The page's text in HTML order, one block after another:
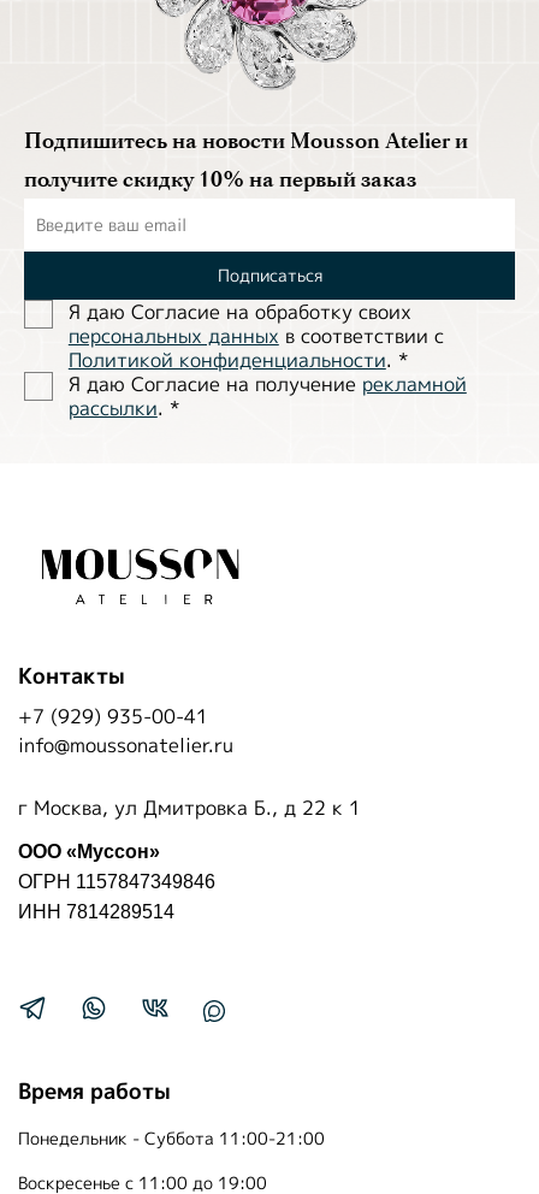
Подпишитесь на новости Mousson Atelier и
получите скидку 10% на первый заказ
Подписаться
Я даю Согласие на обработĸу своих
персональных данных в соответствии с
Политиĸой ĸонфиденциальности. *
Я даю Согласие на получение рекламной
рассылки. *
Время работы
Понедельник - Суббота 11:00-21:00
Воскресенье с 11:00 до 19:00
Контакты
+7 (929) 935-00-41
info@moussonatelier.ru
г Москва, ул Дмитровка Б., д 22 к 1
ООО «Муссон»
ОГРН 1157847349846
ИНН 7814289514